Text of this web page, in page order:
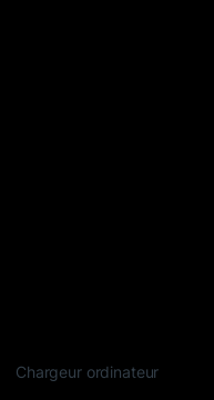
Chargeur ordinateur